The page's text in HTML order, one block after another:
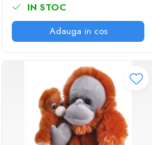
IN STOC
Adauga in cos